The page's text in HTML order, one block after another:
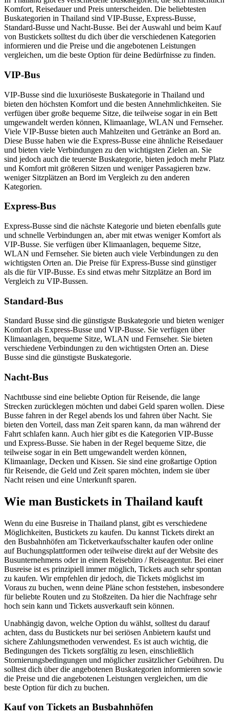
Komfort, Reisedauer und Preis unterscheiden. Die beliebtesten
Buskategorien in Thailand sind VIP-Busse, Express-Busse,
Standard-Busse und Nacht-Busse. Bei der Auswahl und beim Kauf
von Bustickets solltest du dich über die verschiedenen Kategorien
informieren und die Preise und die angebotenen Leistungen
vergleichen, um die beste Option für deine Bedürfnisse zu finden.
VIP-Bus
VIP-Busse sind die luxuriöseste Buskategorie in Thailand und
bieten den höchsten Komfort und die besten Annehmlichkeiten. Sie
verfügen über große bequeme Sitze, die teilweise sogar in ein Bett
umgewandelt werden können, Klimaanlage, WLAN und Fernseher.
Viele VIP-Busse bieten auch Mahlzeiten und Getränke an Bord an.
Diese Busse haben wie die Express-Busse eine ähnliche Reisedauer
und bieten viele Verbindungen zu den wichtigsten Zielen an. Sie
sind jedoch auch die teuerste Buskategorie, bieten jedoch mehr Platz
und Komfort mit größeren Sitzen und weniger Passagieren bzw.
weniger Sitzplätzen an Bord im Vergleich zu den anderen
Kategorien.
Express-Bus
Express-Busse sind die nächste Kategorie und bieten ebenfalls gute
und schnelle Verbindungen an, aber mit etwas weniger Komfort als
VIP-Busse. Sie verfügen über Klimaanlagen, bequeme Sitze,
WLAN und Fernseher. Sie bieten auch viele Verbindungen zu den
wichtigsten Orten an. Die Preise für Express-Busse sind günstiger
als die für VIP-Busse. Es sind etwas mehr Sitzplätze an Bord im
Vergleich zu VIP-Bussen.
Standard-Bus
Standard Busse sind die günstigste Buskategorie und bieten weniger
Komfort als Express-Busse und VIP-Busse. Sie verfügen über
Klimaanlagen, bequeme Sitze, WLAN und Fernseher. Sie bieten
verschiedene Verbindungen zu den wichtigsten Orten an. Diese
Busse sind die günstigste Buskategorie.
Nacht-Bus
Nachtbusse sind eine beliebte Option für Reisende, die lange
Strecken zurücklegen möchten und dabei Geld sparen wollen. Diese
Busse fahren in der Regel abends los und fahren über Nacht. Sie
bieten den Vorteil, dass man Zeit sparen kann, da man während der
Fahrt schlafen kann. Auch hier gibt es die Kategorien VIP-Busse
und Express-Busse. Sie haben in der Regel bequeme Sitze, die
teilweise sogar in ein Bett umgewandelt werden können,
Klimaanlage, Decken und Kissen. Sie sind eine großartige Option
für Reisende, die Geld und Zeit sparen möchten, indem sie über
Nacht reisen und eine Unterkunft sparen.
Wie man Bustickets in Thailand kauft
Wenn du eine Busreise in Thailand planst, gibt es verschiedene
Möglichkeiten, Bustickets zu kaufen. Du kannst Tickets direkt an
den Busbahnhöfen am Ticketverkaufsschalter kaufen oder online
auf Buchungsplattformen oder teilweise direkt auf der Website des
Busunternehmens oder in einem Reisebüro / Reiseagentur. Bei einer
Busreise ist es prinzipiell immer möglich, Tickets auch sehr spontan
zu kaufen. Wir empfehlen dir jedoch, die Tickets möglichst im
Voraus zu buchen, wenn deine Pläne schon feststehen, insbesondere
für beliebte Routen und zu Stoßzeiten. Da hier die Nachfrage sehr
hoch sein kann und Tickets ausverkauft sein können.
Unabhängig davon, welche Option du wählst, solltest du darauf
achten, dass du Bustickets nur bei seriösen Anbietern kaufst und
sichere Zahlungsmethoden verwendest. Es ist auch wichtig, die
Bedingungen des Tickets sorgfältig zu lesen, einschließlich
Stornierungsbedingungen und möglicher zusätzlicher Gebühren. Du
solltest dich über die angebotenen Buskategorien informieren sowie
die Preise und die angebotenen Leistungen vergleichen, um die
beste Option für dich zu buchen.
Kauf von Tickets an Busbahnhöfen